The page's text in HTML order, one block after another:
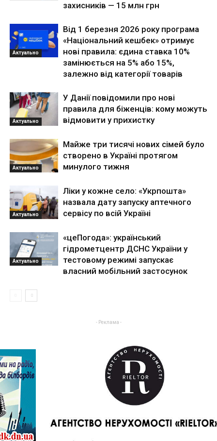
захисників — 15 млн грн
Актуально
Від 1 березня 2026 року програма
«Національний кешбек» отримує
нові правила: єдина ставка 10%
замінюється на 5% або 15%,
залежно від категорії товарів
Актуально
У Данії повідомили про нові
правила для біженців: кому можуть
відмовити у прихистку
Актуально
Майже три тисячі нових сімей було
створено в Україні протягом
минулого тижня
Актуально
Ліки у кожне село: «Укрпошта»
назвала дату запуску аптечного
сервісу по всій Україні
Актуально
«цеПогода»: український
гідрометцентр ДСНС України у
тестовому режимі запускає
власний мобільний застосунок
- Реклама -